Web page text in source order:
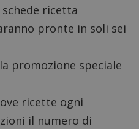
ricetta
pronte in soli sei
promozione speciale
ricette ogni
il numero di